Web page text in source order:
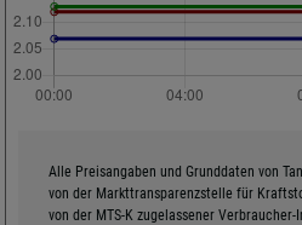
Alle Preisangaben und Grunddaten von
von der Markttransparenzstelle für
von der MTS-K zugelassener